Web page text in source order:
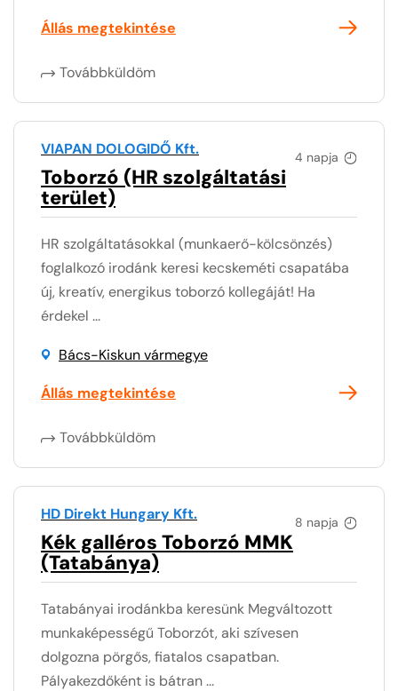
Állás megtekintése
Továbbküldöm
4 napja
VIAPAN DOLOGIDŐ Kft.
Toborzó (HR szolgáltatási
terület)
HR szolgáltatásokkal (munkaerő-kölcsönzés)
foglalkozó irodánk keresi kecskeméti csapatába
új, kreatív, energikus toborzó kollegáját! Ha
érdekel ...
Bács-Kiskun vármegye
Állás megtekintése
Továbbküldöm
8 napja
HD Direkt Hungary Kft.
Kék galléros Toborzó MMK
(Tatabánya)
Tatabányai irodánkba keresünk Megváltozott
munkaképességű Toborzót, aki szívesen
dolgozna pörgős, fiatalos csapatban.
Pályakezdőként is bátran ...